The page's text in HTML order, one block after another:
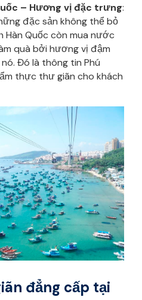
– Hương vị đặc trưng:
đặc sản không thể bỏ
Hàn Quốc còn mua nước
quà bởi hương vị đậm
Đó là thông tin Phú
thực thư giãn cho khách
đẳng cấp tại